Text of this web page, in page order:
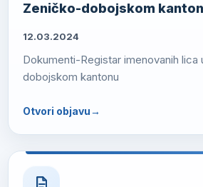
Zeničko-dobojskom
12.03.2024
Dokumenti-Registar imenovanih lica
dobojskom kantonu
Otvori objavu